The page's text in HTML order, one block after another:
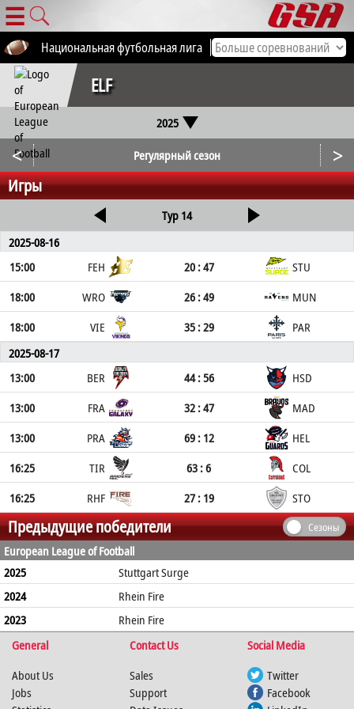
☰
Национальная футбольная лига Все соревнования
ELF
2025
< Регулярный сезон >
Игры
Тур 14
2025-08-16
15:00
FEH 20 : 47
STU
18:00
WRO 26 : 49
MUN
18:00
VIE 35 : 29
PAR
2025-08-17
13:00
BER 44 : 56
HSD
13:00
FRA 32 : 47
MAD
13:00
PRA 69 : 12
HEL
16:25
TIR 63 : 6
COL
16:25
RHF 27 : 19 STO
Предыдущие победители Сезоны
European League of Football
2025
Stuttgart Surge
2024
Rhein Fire
2023
Rhein Fire
General
Contact Us
Social Media
About Us
Jobs
Sales
Support
Twitter
Facebook